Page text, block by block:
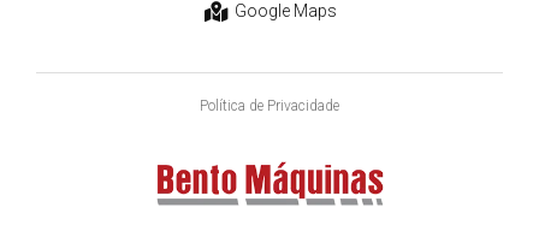
Google Maps
Política de Privacidade